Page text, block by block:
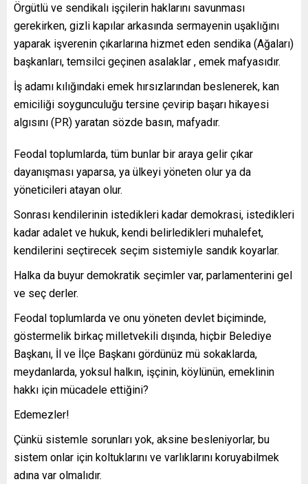
Örgütlü ve sendikalı işçilerin haklarını savunması
gerekirken, gizli kapılar arkasında sermayenin uşaklığını
yaparak işverenin çıkarlarına hizmet eden sendika (Ağaları)
başkanları, temsilci geçinen asalaklar , emek mafyasıdır.
İş adamı kılığındaki emek hırsızlarından beslenerek, kan
emiciliği soygunculuğu tersine çevirip başarı hikayesi
algısını (PR) yaratan sözde basın, mafyadır.
Feodal toplumlarda, tüm bunlar bir araya gelir çıkar
dayanışması yaparsa, ya ülkeyi yöneten olur ya da
yöneticileri atayan olur.
Sonrası kendilerinin istedikleri kadar demokrasi, istedikleri
kadar adalet ve hukuk, kendi belirledikleri muhalefet,
kendilerini seçtirecek seçim sistemiyle sandık koyarlar.
Halka da buyur demokratik seçimler var, parlamenterini gel
ve seç derler.
Feodal toplumlarda ve onu yöneten devlet biçiminde,
göstermelik birkaç milletvekili dışında, hiçbir Belediye
Başkanı, İl ve İlçe Başkanı gördünüz mü sokaklarda,
meydanlarda, yoksul halkın, işçinin, köylünün, emeklinin
hakkı için mücadele ettiğini?
Edemezler!
Çünkü sistemle sorunları yok, aksine besleniyorlar, bu
sistem onlar için koltuklarını ve varlıklarını koruyabilmek
adına var olmalıdır.